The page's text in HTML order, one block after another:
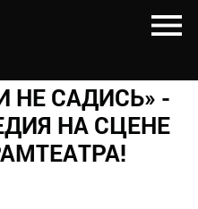
НЕ САДИСЬ» -
НА СЦЕНЕ